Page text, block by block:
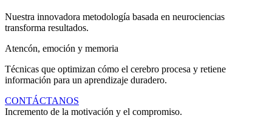
Nuestra innovadora metodología basada en neurociencias
transforma resultados.
Atencón, emoción y memoria
Técnicas que optimizan cómo el cerebro procesa y retiene
información para un aprendizaje duradero.
CONTÁCTANOS
Incremento de la motivación y el compromiso.